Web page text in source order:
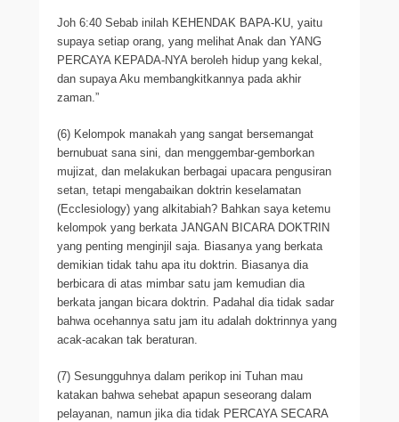
Joh 6:40 Sebab inilah KEHENDAK BAPA-KU, yaitu
supaya setiap orang, yang melihat Anak dan YANG
PERCAYA KEPADA-NYA beroleh hidup yang kekal,
dan supaya Aku membangkitkannya pada akhir
zaman.”
(6) Kelompok manakah yang sangat bersemangat
bernubuat sana sini, dan menggembar-gemborkan
mujizat, dan melakukan berbagai upacara pengusiran
setan, tetapi mengabaikan doktrin keselamatan
(Ecclesiology) yang alkitabiah? Bahkan saya ketemu
kelompok yang berkata JANGAN BICARA DOKTRIN
yang penting menginjil saja. Biasanya yang berkata
demikian tidak tahu apa itu doktrin. Biasanya dia
berbicara di atas mimbar satu jam kemudian dia
berkata jangan bicara doktrin. Padahal dia tidak sadar
bahwa ocehannya satu jam itu adalah doktrinnya yang
acak-acakan tak beraturan.
(7) Sesungguhnya dalam perikop ini Tuhan mau
katakan bahwa sehebat apapun seseorang dalam
pelayanan, namun jika dia tidak PERCAYA SECARA